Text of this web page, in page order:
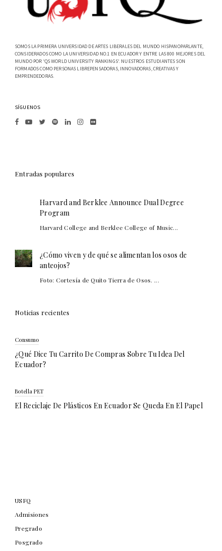
SOMOS LA PRIMERA UNIVERSIDAD DE ARTES LIBERALES DEL MUNDO HISPANOPARLANTE,
CONSIDERADOS COMO LA UNIVERSIDAD NO.1 EN ECUADOR Y ENTRE LAS 800 MEJORES DEL
MUNDO POR 'QS WORLD UNIVERSITY RANKINGS'. NUESTROS ESTUDIANTES SON
FORMADOS COMO PERSONAS LIBREPENSADORAS, INNOVADORAS, CREATIVAS Y
EMPRENDEDORAS.
SÍGUENOS
Entradas populares
Harvard and Berklee Announce Dual Degree
Program
Harvard College and Berklee College of Music...
¿Cómo viven y de qué se alimentan los osos de
anteojos?
Foto: Cortesía de Quito Tierra de Osos. ...
Noticias recientes
Consumo
¿Qué Dice Tu Carrito De Compras Sobre Tu Idea Del
Ecuador?
Botella PET
El Reciclaje De Plásticos En Ecuador Se Queda En El Papel
USFQ
Admisiones
Pregrado
Posgrado